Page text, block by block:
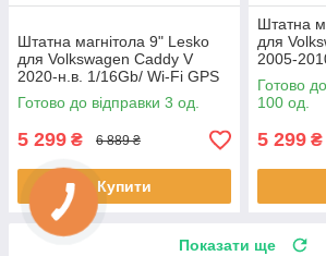
Штатна магнітола 9" Lesko
для Volkswagen Caddy V
2020-н.в. 1/16Gb/ Wi-Fi GPS
Optima Вольксваген 3 шт.
Готово до відправки 3 од.
5 299 ₴ 6 889 ₴
Купити
Штатна
для
2005-
Optima
Готово
100 од.
5 299 ₴
Показати ще